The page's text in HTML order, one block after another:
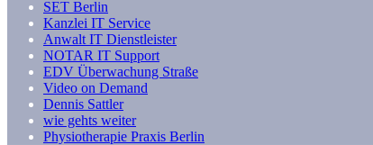
SET Berlin
Kanzlei IT Service
Anwalt IT Dienstleister
NOTAR IT Support
EDV Überwachung Straße
Video on Demand
Dennis Sattler
wie gehts weiter
Physiotherapie Praxis Berlin